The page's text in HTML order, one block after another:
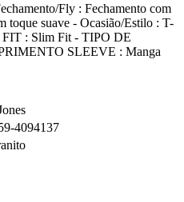
Fly : Fechamento com
toque suave - Ocasião/Estilo : T-
FIT : Slim Fit - TIPO DE
SLEEVE : Manga
4094137